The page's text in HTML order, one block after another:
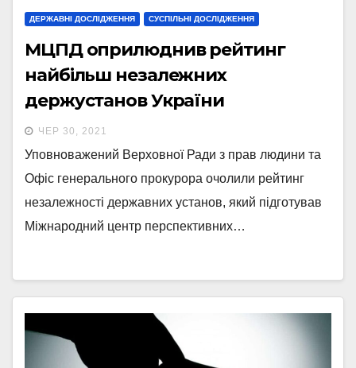
ДЕРЖАВНІ ДОСЛІДЖЕННЯ СУСПІЛЬНІ ДОСЛІДЖЕННЯ
​МЦПД оприлюднив рейтинг
найбільш незалежних
держустанов України
ЧЕР 30, 2021
Уповноважений Верховної Ради з прав людини та
Офіс генерального прокурора очолили рейтинг
незалежності державних установ, який підготував
Міжнародний центр перспективних…